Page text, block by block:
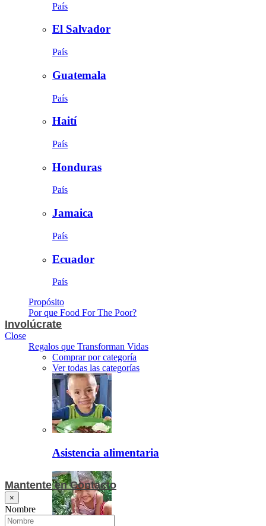
País
El Salvador
País
Guatemala
País
Haití
País
Honduras
País
Jamaica
País
Ecuador
País
Propósito
Por que Food For The Poor?
Involúcrate
Close
Regalos que Transforman Vidas
Comprar por categoría
Ver todas las categorías
Asistencia alimentaria
Mantente en Contacto
×
Nombre